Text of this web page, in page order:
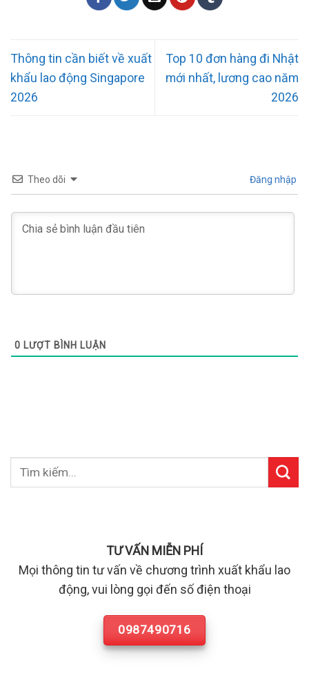
Thông tin cần biết về xuất
khẩu lao động Singapore
2026
Top 10 đơn hàng đi Nhật
mới nhất, lương cao năm
2026
Theo dõi Đăng nhập
0 LƯỢT BÌNH LUẬN
TƯ VẤN MIỄN PHÍ
Mọi thông tin tư vấn về chương trình xuất khẩu lao
động, vui lòng gọi đến số điện thoại
0987490716